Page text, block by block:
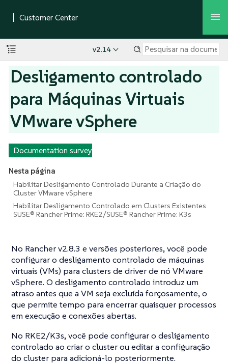
v2.14
Desligamento controlado
para Máquinas Virtuais
VMware vSphere
Documentation survey
Nesta página
Habilitar Desligamento Controlado Durante a Criação do
Cluster VMware vSphere
Habilitar Desligamento Controlado em Clusters Existentes
SUSE® Rancher Prime: RKE2/SUSE® Rancher Prime: K3s
No Rancher v2.8.3 e versões posteriores, você pode
configurar o desligamento controlado de máquinas
virtuais (VMs) para clusters de driver de nó VMware
vSphere. O desligamento controlado introduz um
atraso antes que a VM seja excluída forçosamente, o
que permite tempo para encerrar quaisquer processos
em execução e conexões abertas.
No RKE2/K3s, você pode configurar o desligamento
controlado ao criar o cluster ou editar a configuração
do cluster para adicioná-lo posteriormente.